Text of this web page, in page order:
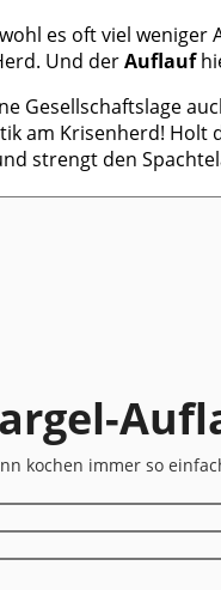
es oft viel
Und derAuflauf
Gesellschaftslage
am Krisenherd!
strengt den
kochen immer so